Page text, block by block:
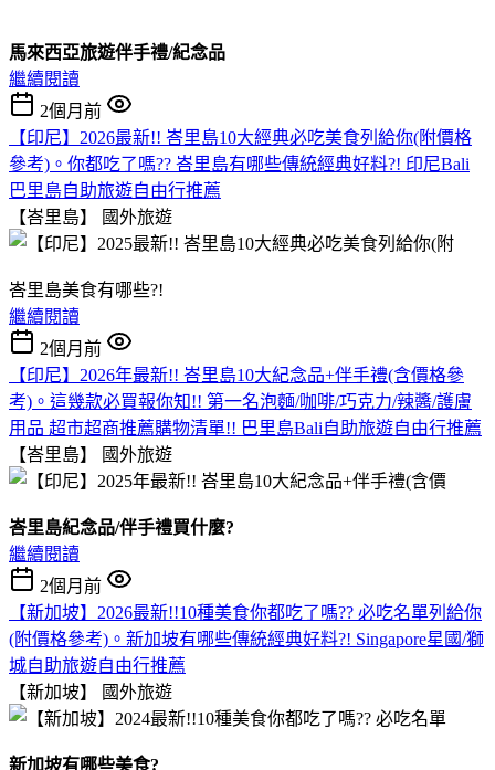
馬來西亞旅遊伴手禮/紀念品
繼續閱讀
2個月前
【印尼】2026最新!! 峇里島10大經典必吃美食列給你(附價格
參考)。你都吃了嗎?? 峇里島有哪些傳統經典好料?! 印尼Bali
巴里島自助旅遊自由行推薦
【峇里島】
國外旅遊
峇里島美食有哪些?!
繼續閱讀
2個月前
【印尼】2026年最新!! 峇里島10大紀念品+伴手禮(含價格參
考)。這幾款必買報你知!! 第一名泡麵/咖啡/巧克力/辣醬/護膚
用品 超市超商推薦購物清單!! 巴里島Bali自助旅遊自由行推薦
【峇里島】
國外旅遊
峇里島紀念品/伴手禮買什麼?
繼續閱讀
2個月前
【新加坡】2026最新!!10種美食你都吃了嗎?? 必吃名單列給你
(附價格參考)。新加坡有哪些傳統經典好料?! Singapore星國/獅
城自助旅遊自由行推薦
【新加坡】
國外旅遊
新加坡有哪些美食?